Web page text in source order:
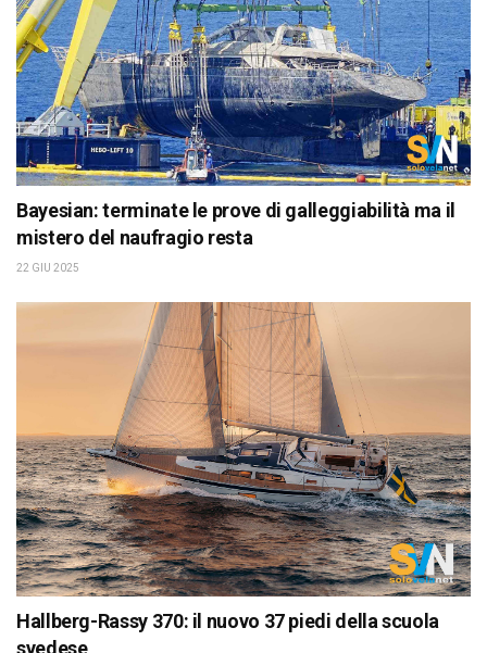
Bayesian: terminate le prove di galleggiabilità ma il
mistero del naufragio resta
22 GIU 2025
Hallberg-Rassy 370: il nuovo 37 piedi della scuola
svedese